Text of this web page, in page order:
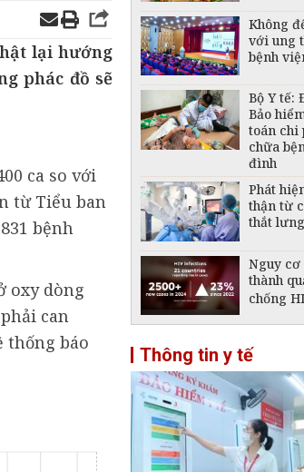
lại hướng
phác đồ sẽ
ca so với
từ Tiểu ban
bệnh
oxy dòng
can
thống báo
Không
với ung
bệnh
Bộ Y tế:
Bảo
toán chi
chữa
đình
Phát
thận từ
thắt lưng
Nguy
thành
chống
ca bệnh
ruồi
Vaccine
có kết
bước
ung
Thông tin y tế